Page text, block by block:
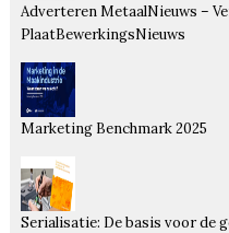
Adverteren MetaalNieuws –
PlaatBewerkingsNieuws
Marketing Benchmark 2025
Serialisatie: De basis voor de